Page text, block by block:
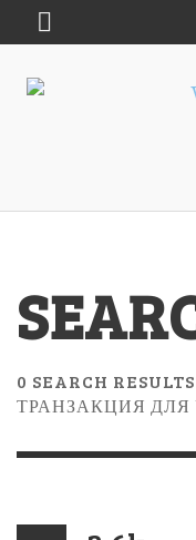
0 SEARCH
ТРАНЗАКЦИЯ ДЛЯ